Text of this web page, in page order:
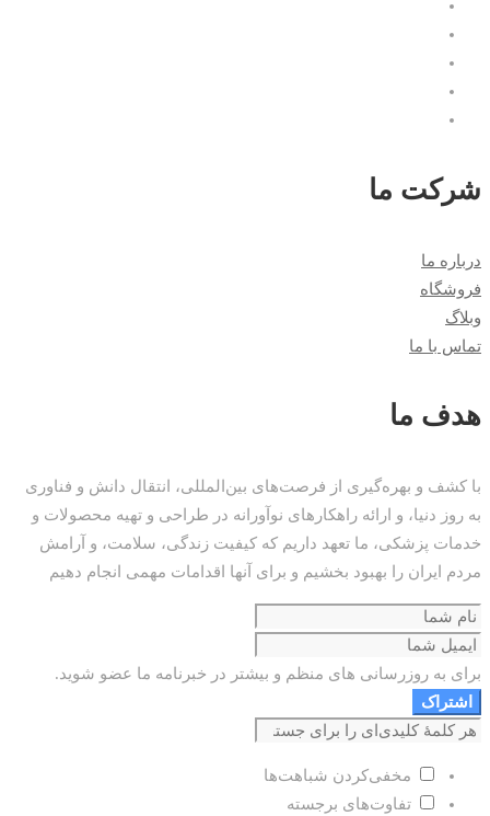
شرکت ما
درباره ما
فروشگاه
وبلاگ
تماس با ما
هدف ما
با کشف و بهره‌گیری از فرصت‌های بین‌المللی، انتقال دانش و فناوری
به روز دنیا، و ارائه راهکارهای نوآورانه در طراحی و تهیه محصولات و
خدمات پزشکی، ما تعهد داریم که کیفیت زندگی، سلامت، و آرامش
مردم ایران را بهبود بخشیم و برای آنها اقدامات مهمی انجام دهیم
برای به روزرسانی های منظم و بیشتر در خبرنامه ما عضو شوید.
اشتراک
مخفی‌کردن شباهت‌ها
تفاوت‌های برجسته